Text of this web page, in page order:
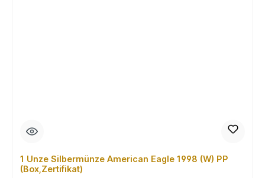
1 Unze Silbermünze American Eagle 1998 (W) PP
(Box,Zertifikat)